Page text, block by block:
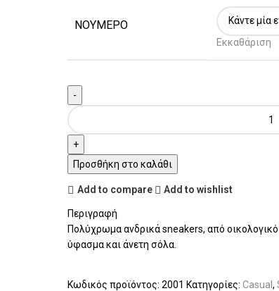
ΝΟΥΜΕΡΟ
Εκκαθάριση
Προσθήκη στο καλάθι
Add to compare Add to wishlist
Περιγραφή
Πολύχρωμα ανδρικά sneakers, από
ύφασμα και άνετη σόλα.
Κωδικός προϊόντος: 2001 Κατηγορίες: Casual,